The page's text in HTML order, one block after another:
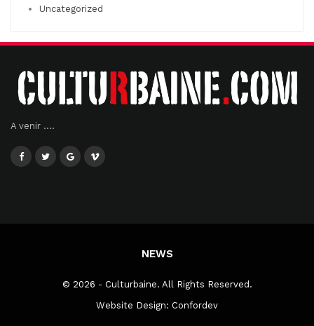
Uncategorized
A venir ....
NEWS
© 2026 - Culturbaine. All Rights Reserved.
Website Design: Confordev